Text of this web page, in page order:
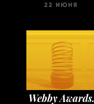
22 ИЮНЯ
Webby Awards.